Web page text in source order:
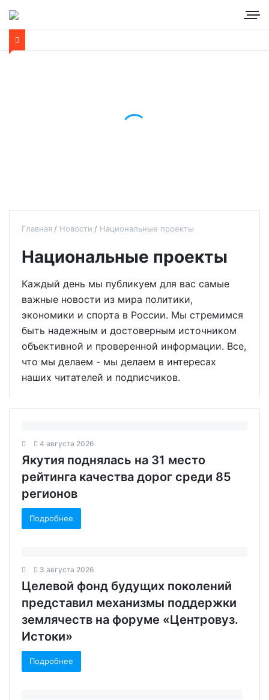
Главная Новости Национальные проекты
Национальные проекты
Каждый день мы публикуем для вас самые
важные новости из мира политики,
экономики и спорта в России. Мы стремимся
быть надежным и достоверным источником
объективной и проверенной информации. Все,
что мы делаем - мы делаем в интересах
наших читателей и подписчиков.
4 августа 2026
Якутия поднялась на 31 место
рейтинга качества дорог среди 85
регионов
Подробнее
3 августа 2026
Целевой фонд будущих поколений
представил механизмы поддержки
землячеств на форуме «Центровуз.
Истоки»
Подробнее